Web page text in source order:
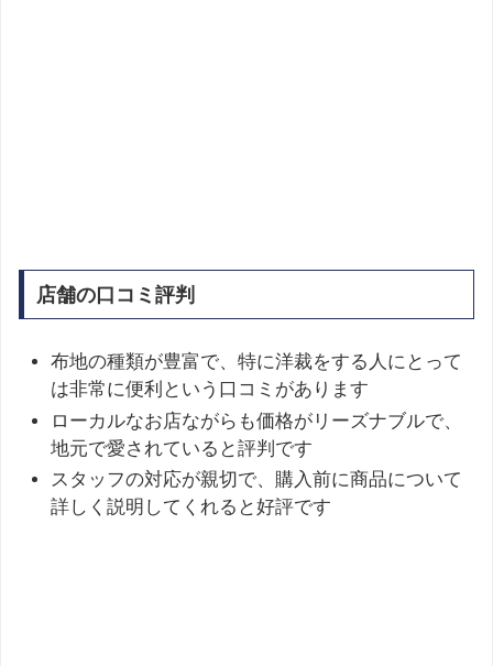
店舗の口コミ評判
布地の種類が豊富で、特に洋裁をする人にとって
は非常に便利という口コミがあります
ローカルなお店ながらも価格がリーズナブルで、
地元で愛されていると評判です
スタッフの対応が親切で、購入前に商品について
詳しく説明してくれると好評です